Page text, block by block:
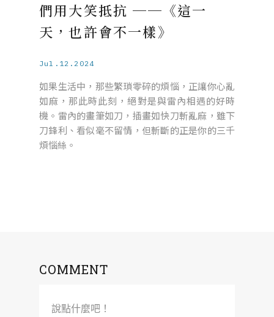
們用大笑抵抗 ──《這一
天，也許會不一樣》
Jul.12.2024
如果生活中，那些繁瑣零碎的煩惱，正讓你心亂
如麻，那此時此刻，絕對是與雷內相遇的好時
機。雷內的畫筆如刀，插畫如快刀斬亂麻，雖下
刀鋒利、看似毫不留情，但斬斷的正是你的三千
煩惱絲。
COMMENT
說點什麼吧！